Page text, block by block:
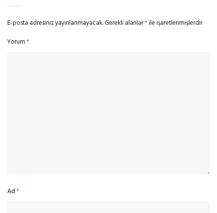
E-posta adresiniz yayınlanmayacak.Gerekli alanlar*ile işaretlenmişlerdir
Yorum*
Ad*